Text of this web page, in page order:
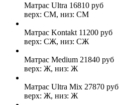
Матрас Ultra 16810 руб
верх: СМ, низ: СМ
Матрас Kontakt 11200 руб
верх: СЖ, низ: СЖ
Матрас Medium 21840 руб
верх: Ж, низ: Ж
Матрас Ultra Mix 27870 руб
верх: Ж, низ: Ж